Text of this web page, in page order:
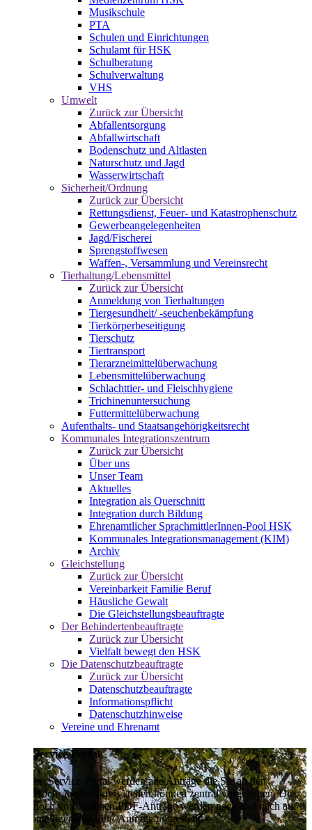
Musikschule
PTA
Schulen und Einrichtungen
Schulamt für HSK
Schulberatung
Schulverwaltung
VHS
Umwelt
Zurück zur Übersicht
Abfallentsorgung
Abfallwirtschaft
Bodenschutz und Altlasten
Naturschutz und Jagd
Wasserwirtschaft
Sicherheit/Ordnung
Zurück zur Übersicht
Rettungsdienst, Feuer- und Katastrophenschutz
Gewerbeangelegenheiten
Jagd/Fischerei
Sprengstoffwesen
Waffen-, Versammlung und Vereinsrecht
Tierhaltung/Lebensmittel
Zurück zur Übersicht
Anmeldung von Tierhaltungen
Tiergesundheit/ -seuchenbekämpfung
Tierkörperbeseitigung
Tierschutz
Tiertransport
Tierarzneimittelüberwachung
Lebensmittelüberwachung
Schlachttier- und Fleischhygiene
Trichinenuntersuchung
Futtermittelüberwachung
Aufenthalts- und Staatsangehörigkeitsrecht
Kommunales Integrationszentrum
Zurück zur Übersicht
Über uns
Unser Team
Aktuelles
Integration als Querschnitt
Integration durch Bildung
Ehrenamtlicher SprachmittlerInnen-Pool HSK
Kommunales Integrationsmanagement (KIM)
Archiv
Gleichstellung
Zurück zur Übersicht
Vereinbarkeit Familie Beruf
Häusliche Gewalt
Die Gleichstellungsbeauftragte
Der Behindertenbeauftragte
Zurück zur Übersicht
Vielfalt bewegt den HSK
Die Datenschutzbeauftragte
Zurück zur Übersicht
Datenschutzbeauftragte
Informationspflicht
Datenschutzhinweise
Vereine und Ehrenamt
Service-Portal
Im Service-Portal werden alle Anträge die Sie an den
Hochsauerlandkreis stellen können zentral vorgehalten. Die
noch vorhandenen PDF-Anträge werden nach und nach auf
intelligente Online-Anträge umgestellt.